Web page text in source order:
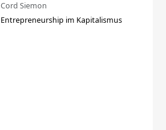
Cord Siemon
Entrepreneurship im Kapitalismus